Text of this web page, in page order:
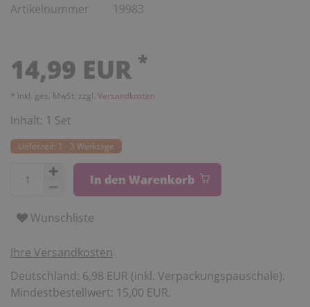
Artikelnummer 19983
14,99 EUR *
* inkl. ges. MwSt. zzgl. Versandkosten
Inhalt: 1 Set
Lieferzeit: 1 - 3 Werktage
In den Warenkorb
Wunschliste
Ihre Versandkosten
Deutschland: 6,98 EUR (inkl. Verpackungspauschale).
Mindestbestellwert: 15,00 EUR.